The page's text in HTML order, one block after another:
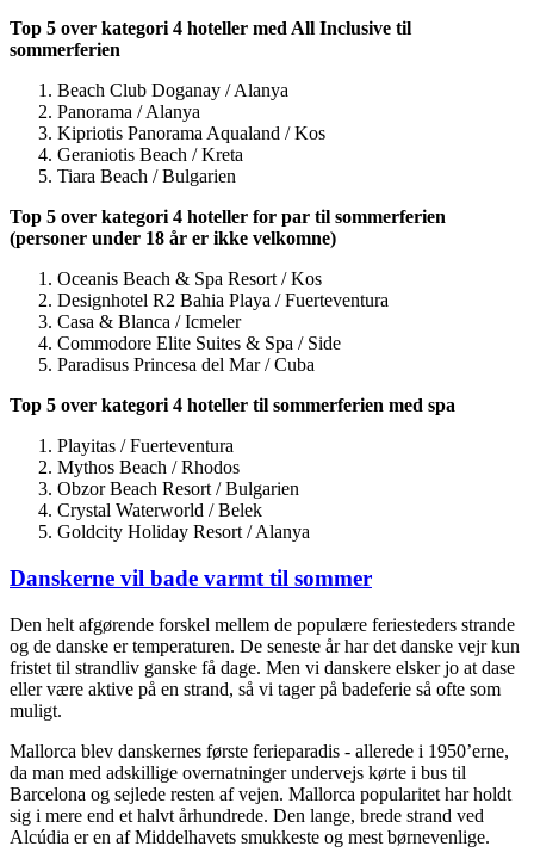
Top 5 over kategori 4 hoteller med All Inclusive til
sommerferien
Beach Club Doganay / Alanya
Panorama / Alanya
Kipriotis Panorama Aqualand / Kos
Geraniotis Beach / Kreta
Tiara Beach / Bulgarien
Top 5 over kategori 4 hoteller for par til sommerferien
(personer under 18 år er ikke velkomne)
Oceanis Beach & Spa Resort / Kos
Designhotel R2 Bahia Playa / Fuerteventura
Casa & Blanca / Icmeler
Commodore Elite Suites & Spa / Side
Paradisus Princesa del Mar / Cuba
Top 5 over kategori 4 hoteller til sommerferien med spa
Playitas / Fuerteventura
Mythos Beach / Rhodos
Obzor Beach Resort / Bulgarien
Crystal Waterworld / Belek
Goldcity Holiday Resort / Alanya
Danskerne vil bade varmt til sommer
Den helt afgørende forskel mellem de populære feriesteders strande
og de danske er temperaturen. De seneste år har det danske vejr kun
fristet til strandliv ganske få dage. Men vi danskere elsker jo at dase
eller være aktive på en strand, så vi tager på badeferie så ofte som
muligt.
Mallorca blev danskernes første ferieparadis - allerede i 1950’erne,
da man med adskillige overnatninger undervejs kørte i bus til
Barcelona og sejlede resten af vejen. Mallorca popularitet har holdt
sig i mere end et halvt århundrede. Den lange, brede strand ved
Alcúdia er en af Middelhavets smukkeste og mest børnevenlige.